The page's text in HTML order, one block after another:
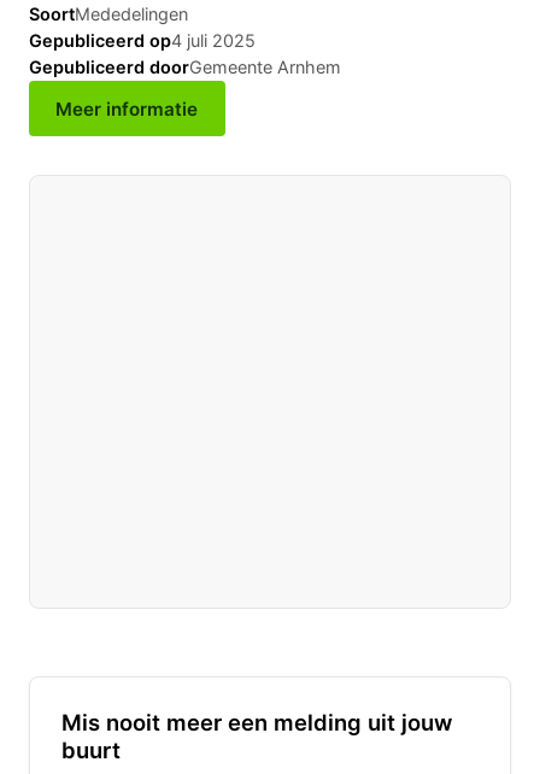
SoortMededelingen
Gepubliceerd op4 juli 2025
Gepubliceerd doorGemeente Arnhem
Meer informatie
Mis nooit meer een melding uit jouw
buurt